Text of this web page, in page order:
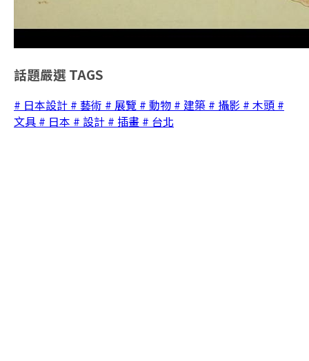
話題嚴選 TAGS
# 日本設計 # 藝術 # 展覽 # 動物 # 建築 # 攝影 # 木頭 #
文具 # 日本 # 設計 # 插畫 # 台北